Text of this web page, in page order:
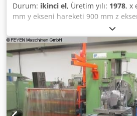
Durum: ikinci el, Üretim yılı: 1978, x
mm y ekseni hareketi 900 mm z
ekseni (mil ekseni, boylam) 500 mm
üzerine montaj alanı 1.000 x 1.000
kapasitesi 2,5 ton Mil dönüş hızları
Tahrik gücü - Freze mili 11 kW
sistemi Heidenhain TNC 407 Boyutlar
3,0 m Makine ağırlığı yaklaşık 8 ton
matkap tezgahı. CNC Heidenhain
Cedpfx Alezmir Toreha - Çeşitli
döner tabla - Soğutma sistemi